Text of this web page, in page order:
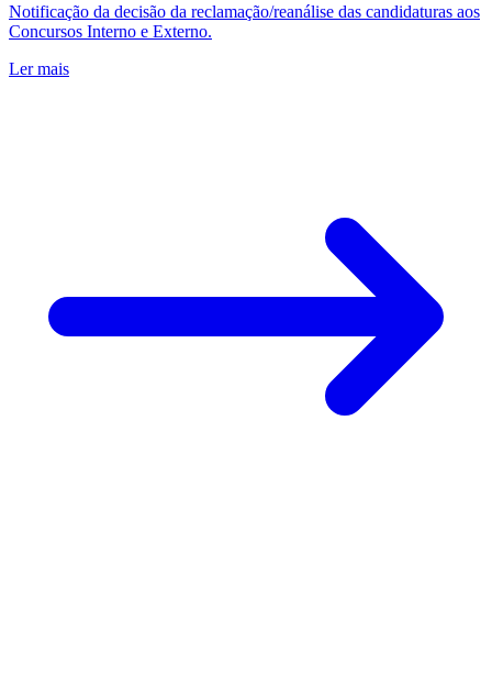
Notificação da decisão da reclamação/reanálise das candidaturas aos
Concursos Interno e Externo.
Ler mais